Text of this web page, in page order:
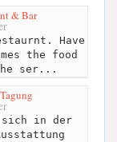
& Bar
Have
the food
ser...
in der